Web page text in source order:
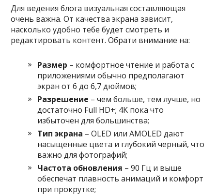
Для ведения блога визуальная составляющая
очень важна. От качества экрана зависит,
насколько удобно тебе будет смотреть и
редактировать контент. Обрати внимание на:
Размер – комфортное чтение и работа с
приложениями обычно предполагают
экран от 6 до 6,7 дюймов;
Разрешение – чем больше, тем лучше, но
достаточно Full HD+; 4K пока что
избыточен для большинства;
Тип экрана – OLED или AMOLED дают
насыщенные цвета и глубокий черный, что
важно для фотографий;
Частота обновления – 90 Гц и выше
обеспечат плавность анимаций и комфорт
при прокрутке;